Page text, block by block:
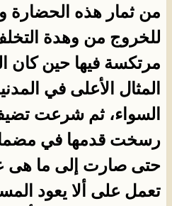
من ثمار هذه الحضارة
للخروج من وهدة
مرتكسة فيها حين
المثال الأعلى في
السواء، ثم شرعت
رسخت قدمها في مضمار
حتى صارت إلى ما هى
تعمل على ألا يعود